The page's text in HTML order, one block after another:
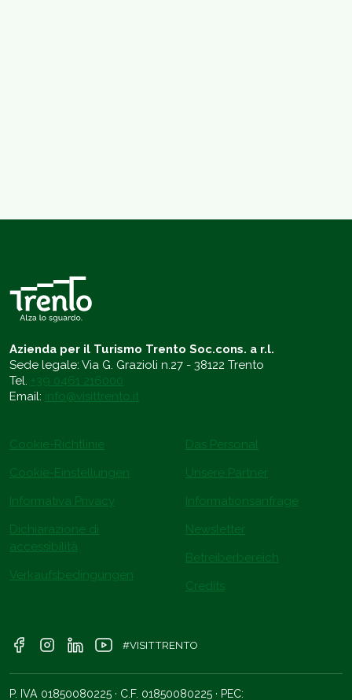
Azienda per il Turismo Trento Soc.cons. a r.l.
Sede legale: Via G. Grazioli n.27 - 38122 Trento
Tel. +39 0461 216000
Email: info@visittrento.it
Cookie-Richtlinie
Cookie-Einstellungen
Informativa Privacy
Dichiarazione di
accessibilità
Verkaufsbedingungen
Das Personal
Unsere Partner
Informationsanfrage
Newsletter
Betreiberbereich
Credits
#VISITTRENTO
P. IVA 01850080225 · C.F. 01850080225 · PEC: